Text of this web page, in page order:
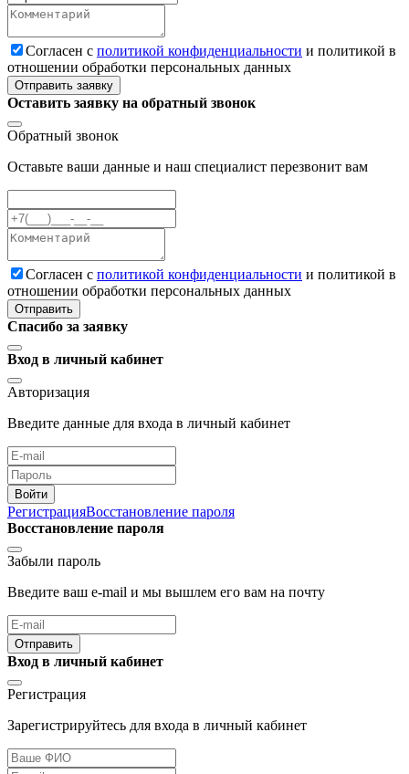
Cогласен с политикой конфиденциальности и политикой в
отношении обработки персональных данных
Отправить заявку
Оставить заявку на обратный звонок
Обратный звонок
Оставьте ваши данные и наш специалист перезвонит вам
Cогласен с политикой конфиденциальности и политикой в
отношении обработки персональных данных
Отправить
Спасибо за заявку
Вход в личный кабинет
Авторизация
Введите данные для входа в личный кабинет
Войти
РегистрацияВосстановление пароля
Восстановление пароля
Забыли пароль
Введите ваш e-mail и мы вышлем его вам на почту
Отправить
Вход в личный кабинет
Регистрация
Зарегистрируйтесь для входа в личный кабинет